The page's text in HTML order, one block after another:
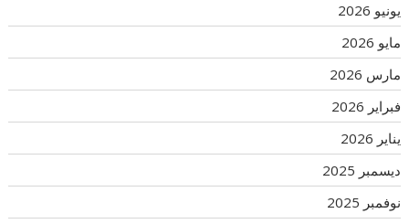
يونيو 2026
مايو 2026
مارس 2026
فبراير 2026
يناير 2026
ديسمبر 2025
نوفمبر 2025